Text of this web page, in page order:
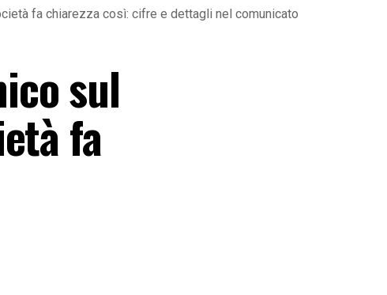
fa chiarezza così: cifre e dettagli nel comunicato
sul
fa